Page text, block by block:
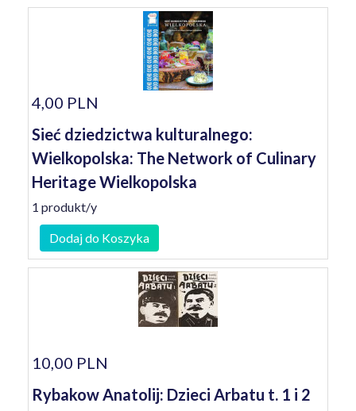
4,00 PLN
Sieć dziedzictwa kulturalnego:
Wielkopolska: The Network of Culinary
Heritage Wielkopolska
1 produkt/y
Dodaj do Koszyka
10,00 PLN
Rybakow Anatolij: Dzieci Arbatu t. 1 i 2